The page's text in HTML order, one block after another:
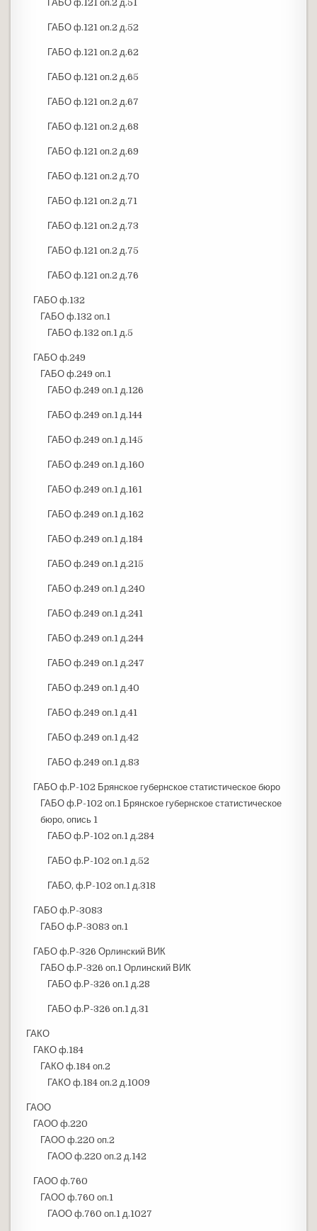
ГАБО ф.121 оп.2 д.51
ГАБО ф.121 оп.2 д.52
ГАБО ф.121 оп.2 д.62
ГАБО ф.121 оп.2 д.65
ГАБО ф.121 оп.2 д.67
ГАБО ф.121 оп.2 д.68
ГАБО ф.121 оп.2 д.69
ГАБО ф.121 оп.2 д.70
ГАБО ф.121 оп.2 д.71
ГАБО ф.121 оп.2 д.73
ГАБО ф.121 оп.2 д.75
ГАБО ф.121 оп.2 д.76
ГАБО ф.132
ГАБО ф.132 оп.1
ГАБО ф.132 оп.1 д.5
ГАБО ф.249
ГАБО ф.249 оп.1
ГАБО ф.249 оп.1 д.126
ГАБО ф.249 оп.1 д.144
ГАБО ф.249 оп.1 д.145
ГАБО ф.249 оп.1 д.160
ГАБО ф.249 оп.1 д.161
ГАБО ф.249 оп.1 д.162
ГАБО ф.249 оп.1 д.184
ГАБО ф.249 оп.1 д.215
ГАБО ф.249 оп.1 д.240
ГАБО ф.249 оп.1 д.241
ГАБО ф.249 оп.1 д.244
ГАБО ф.249 оп.1 д.247
ГАБО ф.249 оп.1 д.40
ГАБО ф.249 оп.1 д.41
ГАБО ф.249 оп.1 д.42
ГАБО ф.249 оп.1 д.83
ГАБО ф.Р-102 Брянское губернское статистическое бюро
ГАБО ф.Р-102 оп.1 Брянское губернское статистическое
бюро, опись 1
ГАБО ф.Р-102 оп.1 д.284
ГАБО ф.Р-102 оп.1 д.52
ГАБО, ф.Р-102 оп.1 д.318
ГАБО ф.Р-3083
ГАБО ф.Р-3083 оп.1
ГАБО ф.Р-326 Орлинский ВИК
ГАБО ф.Р-326 оп.1 Орлинский ВИК
ГАБО ф.Р-326 оп.1 д.28
ГАБО ф.Р-326 оп.1 д.31
ГАКО
ГАКО ф.184
ГАКО ф.184 оп.2
ГАКО ф.184 оп.2 д.1009
ГАОО
ГАОО ф.220
ГАОО ф.220 оп.2
ГАОО ф.220 оп.2 д.142
ГАОО ф.760
ГАОО ф.760 оп.1
ГАОО ф.760 оп.1 д.1027